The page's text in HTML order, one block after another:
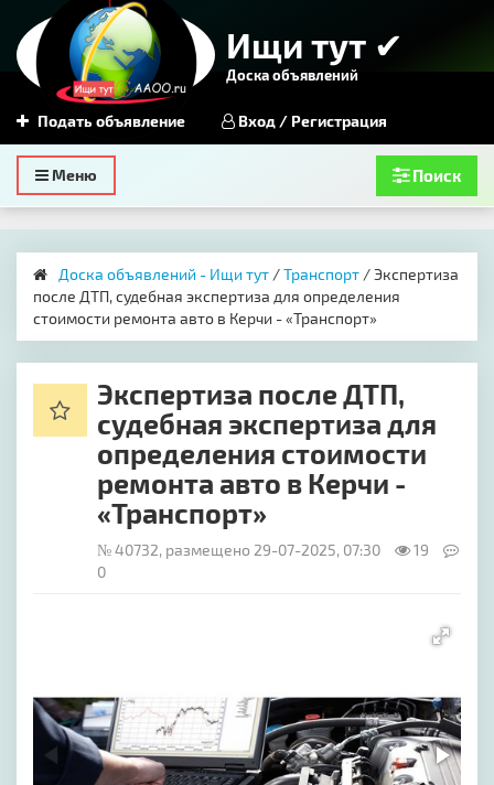
Ищи тут ✔
Доска объявлений
Подать объявление Вход / Регистрация
Toggle
navigation
Меню Поиск
Доска объявлений - Ищи тут /Транспорт / Экспертиза
после ДТП, судебная экспертиза для определения
стоимости ремонта авто в Керчи - «Транспорт»
Экспертиза после ДТП,
судебная экспертиза для
определения стоимости
ремонта авто в Керчи -
«Транспорт»
№ 40732, размещено 29-07-2025, 07:30
19
0